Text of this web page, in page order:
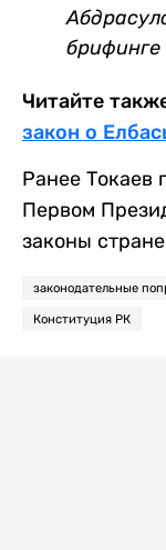
Читайте
закон о
Ранее Токаев
Первом
законы
законодательные
Конституция РК